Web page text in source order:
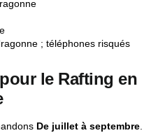
; téléphones risqués
le Rafting en
De juillet à septembre.